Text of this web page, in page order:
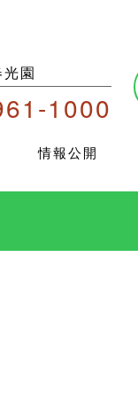
園
1000
情報公開